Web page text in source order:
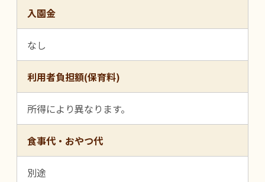
入園金
なし
利用者負担額(保育料)
所得により異なります。
食事代・おやつ代
別途